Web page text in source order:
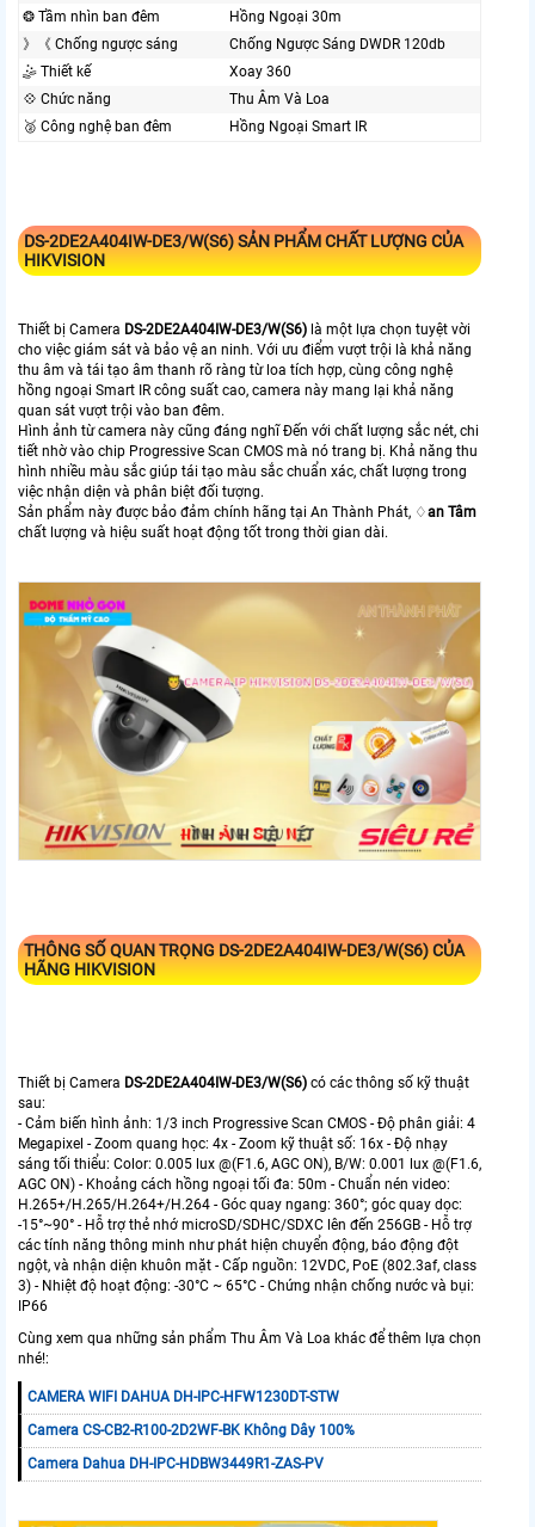
❂ Tầm nhìn ban đêm
Hồng Ngoại 30m
》《 Chống ngược sáng
Chống Ngược Sáng DWDR 120db
🤹 Thiết kế
Xoay 360
💠 Chức năng
Thu Âm Và Loa
🥈️ Công nghệ ban đêm
Hồng Ngoại Smart IR
DS-2DE2A404IW-DE3/W(S6)SẢN PHẨM CHẤT LƯỢNG CỦA
HIKVISION
Thiết bị Camera DS-2DE2A404IW-DE3/W(S6) là một lựa chọn tuyệt vời
cho việc giám sát và bảo vệ an ninh. Với ưu điểm vượt trội là khả năng
thu âm và tái tạo âm thanh rõ ràng từ loa tích hợp, cùng công nghệ
hồng ngoại Smart IR công suất cao, camera này mang lại khả năng
quan sát vượt trội vào ban đêm.
Hình ảnh từ camera này cũng đáng nghĩ Đến với chất lượng sắc nét, chi
tiết nhờ vào chip Progressive Scan CMOS mà nó trang bị. Khả năng thu
hình nhiều màu sắc giúp tái tạo màu sắc chuẩn xác, chất lượng trong
việc nhận diện và phân biệt đối tượng.
Sản phẩm này được bảo đảm chính hãng tại An Thành Phát, ♢an Tâm
chất lượng và hiệu suất hoạt động tốt trong thời gian dài.
THÔNG SỐ QUAN TRỌNGDS-2DE2A404IW-DE3/W(S6)CỦA
HÃNG HIKVISION
Thiết bị Camera DS-2DE2A404IW-DE3/W(S6) có các thông số kỹ thuật
sau:
- Cảm biến hình ảnh: 1/3 inch Progressive Scan CMOS - Độ phân giải: 4
Megapixel - Zoom quang học: 4x - Zoom kỹ thuật số: 16x - Độ nhạy
sáng tối thiểu: Color: 0.005 lux @(F1.6, AGC ON), B/W: 0.001 lux @(F1.6,
AGC ON) - Khoảng cách hồng ngoại tối đa: 50m - Chuẩn nén video:
H.265+/H.265/H.264+/H.264 - Góc quay ngang: 360°; góc quay dọc:
-15°~90° - Hỗ trợ thẻ nhớ microSD/SDHC/SDXC lên đến 256GB - Hỗ trợ
các tính năng thông minh như phát hiện chuyển động, báo động đột
ngột, và nhận diện khuôn mặt - Cấp nguồn: 12VDC, PoE (802.3af, class
3) - Nhiệt độ hoạt động: -30°C ~ 65°C - Chứng nhận chống nước và bụi:
IP66
Cùng xem qua những sản phẩm Thu Âm Và Loa khác để thêm lựa chọn
nhé!:
CAMERA WIFI DAHUA DH-IPC-HFW1230DT-STW
Camera CS-CB2-R100-2D2WF-BK Không Dây 100%
Camera Dahua DH-IPC-HDBW3449R1-ZAS-PV